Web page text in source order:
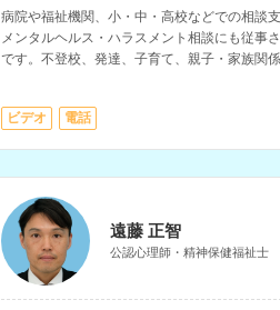
病院や福祉機関、小・中・高校などでの相談
メンタルヘルス・ハラスメント相談にも従事
です。不登校、発達、子育て、親子・家族関
係、職場の人間関係など、幅広い相談内容に
ビデオ 電話
遠藤 正智
公認心理師・精神保健福祉士